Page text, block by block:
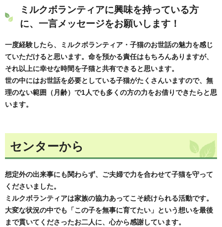
ミルクボランティアに興味を持っている方
に、一言メッセージをお願いします！
一度経験したら、ミルクボランティア・子猫のお世話の魅力を感じ
ていただけると思います。命を預かる責任はもちろんありますが、
それ以上に幸せな時間を子猫と共有できると思います。
世の中にはお世話を必要としている子猫がたくさんいますので、無
理のない範囲（月齢）で1人でも多くの方の力をお借りできたらと思
います。
センターから
想定外の出来事にも関わらず、ご夫婦で力を合わせて子猫を守って
くださいました。
ミルクボランティアは家族の協力あってこそ続けられる活動です。
大変な状況の中でも「この子を無事に育てたい」という想いを最後
まで貫いてくださったお二人に、心から感謝しています。